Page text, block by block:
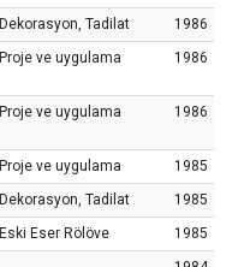
Dekorasyon, Tadilat
1986
Proje ve uygulama 1986
Proje ve uygulama 1986
Proje ve uygulama
1985
Dekorasyon, Tadilat
1985
Eski Eser Rölöve
1985